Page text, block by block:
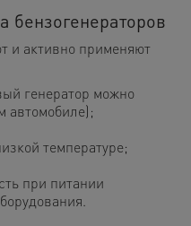
бензогенераторов
и активно применяют
генератор можно
автомобиле);
температуре;
при питании